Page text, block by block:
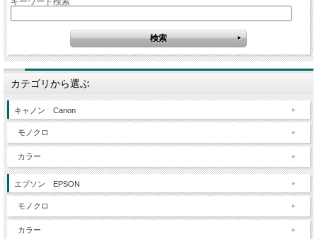
カテゴリから選ぶ
キャノン Canon
モノクロ
カラー
エプソン EPSON
モノクロ
カラー